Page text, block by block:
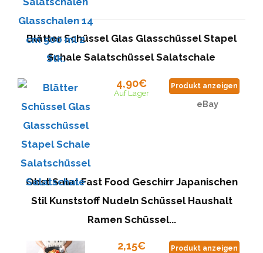
Blätter Schüssel Glas Glasschüssel Stapel
Schale Salatschüssel Salatschale
4,90€
Auf Lager
Produkt anzeigen
eBay
Obst Salat Fast Food Geschirr Japanischen
Stil Kunststoff Nudeln Schüssel Haushalt
Ramen Schüssel...
2,15€ Produkt anzeigen